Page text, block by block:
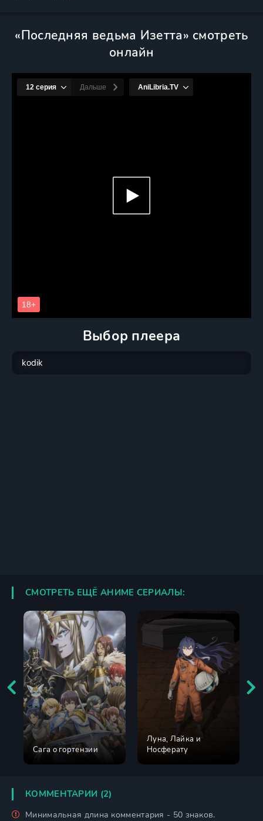
«Последняя ведьма Изетта» смотреть
онлайн
Выбор плеера
СМОТРЕТЬ ЕЩЁ АНИМЕ СЕРИАЛЫ:
Сага о гортензии
Луна, Лайка и
Носферату
КОММЕНТАРИИ (2)
Минимальная длина комментария - 50 знаков.